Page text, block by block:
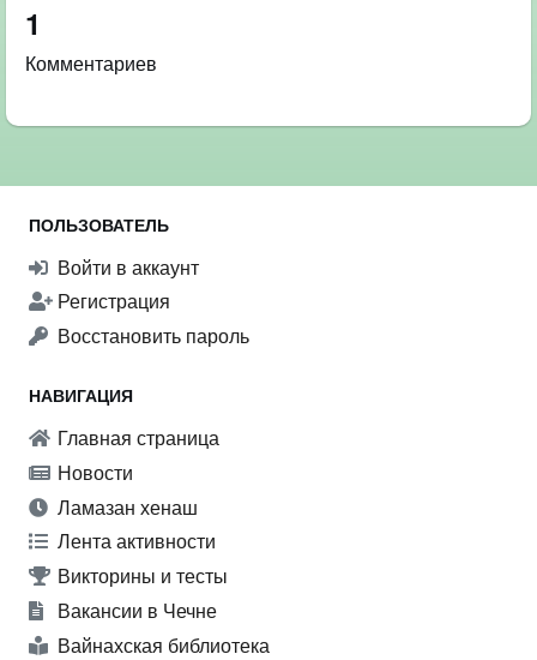
1
Комментариев
ПОЛЬЗОВАТЕЛЬ
Войти в аккаунт
Регистрация
Восстановить пароль
НАВИГАЦИЯ
Главная страница
Новости
Ламазан хенаш
Лента активности
Викторины и тесты
Вакансии в Чечне
Вайнахская библиотека